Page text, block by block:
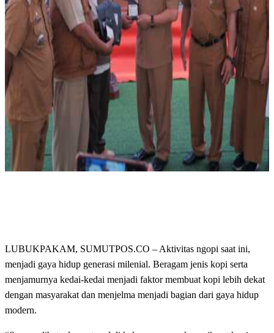
LUBUKPAKAM, SUMUTPOS.CO – Aktivitas ngopi saat ini,
menjadi gaya hidup generasi milenial. Beragam jenis kopi serta
menjamurnya kedai-kedai menjadi faktor membuat kopi lebih dekat
dengan masyarakat dan menjelma menjadi bagian dari gaya hidup
modern.